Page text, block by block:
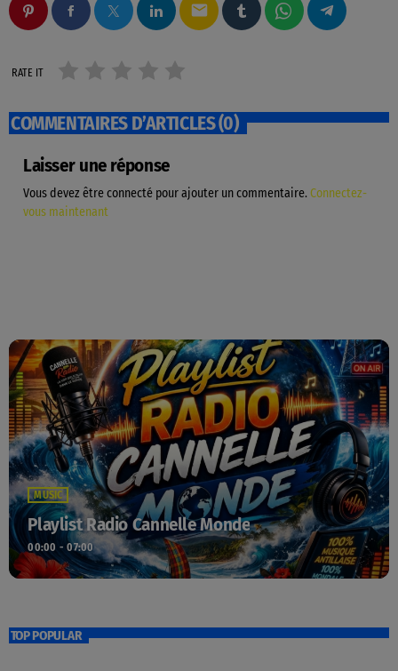
email
RATE IT
COMMENTAIRES D’ARTICLES (0)
Laisser une réponse
Vous devez être connecté pour ajouter un commentaire. Connectez-
vous maintenant
MUSIC
Playlist Radio Cannelle Monde
00:00 - 07:00
TOP POPULAR